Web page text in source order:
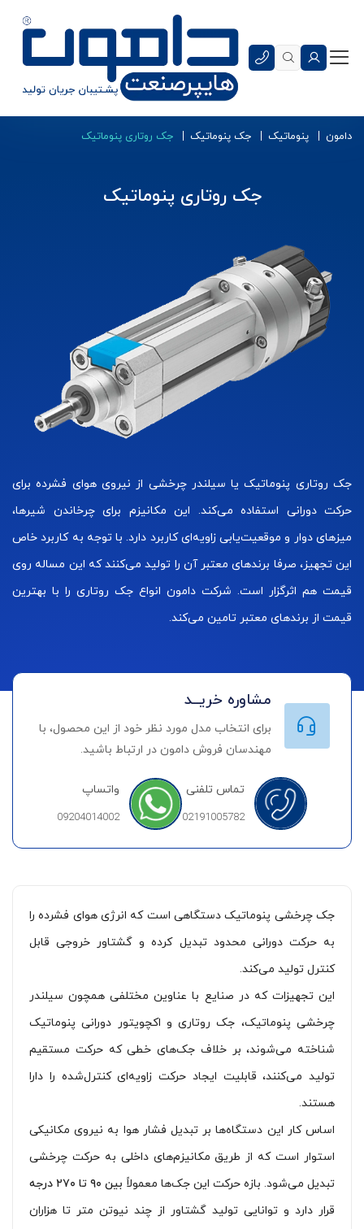
دامون پنوماتیک جک پنوماتیک جک روتاری پنوماتیک
جک روتاری پنوماتیک
جک‌ روتاری پنوماتیک یا سیلندر چرخشی از نیروی هوای فشرده برای
حرکت دورانی استفاده می‌کند. این مکانیزم برای چرخاندن شیرها،
میزهای دوار و موقعیت‌یابی زاویه‌ای کاربرد دارد. با توجه به کاربرد خاص
این تجهیز، صرفا برندهای معتبر آن را تولید می‌کنند که این مساله روی
قیمت هم اثرگزار است. شرکت دامون انواع جک روتاری را با بهترین
قیمت از برندهای معتبر تامین می‌کند.
مشاوره خریــد
برای انتخاب مدل مورد نظر خود از این محصول، با
مهندسان فروش دامون در ارتباط باشید.
تماس تلفنی
02191005782
واتساپ
09204014002
جک چرخشی پنوماتیک دستگاهی است که انرژی هوای فشرده را
به حرکت دورانی محدود تبدیل کرده و گشتاور خروجی قابل
کنترل تولید می‌کند.
این تجهیزات که در صنایع با عناوین مختلفی همچون سیلندر
چرخشی پنوماتیک، جک روتاری و اکچویتور دورانی پنوماتیک
شناخته می‌شوند، بر خلاف جک‌های خطی که حرکت مستقیم
تولید می‌کنند، قابلیت ایجاد حرکت زاویه‌ای کنترل‌شده را دارا
هستند.
اساس کار این دستگاه‌ها بر تبدیل فشار هوا به نیروی مکانیکی
استوار است که از طریق مکانیزم‌های داخلی به حرکت چرخشی
تبدیل می‌شود. بازه حرکت این جک‌ها معمولاً بین ۹۰ تا ۲۷۰ درجه
قرار دارد و توانایی تولید گشتاور از چند نیوتن متر تا هزاران